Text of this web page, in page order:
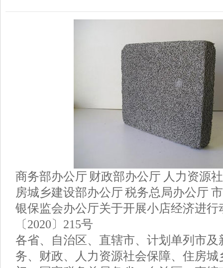
商务部办公厅 财政部办公厅 人力资源
房城乡建设部办公厅 税务总局办公厅
银保监会办公厅关于开展小店经济进行
〔2020〕215号
各省、自治区、直辖市、计划单列市
务、财政、人力资源社会保障、住房